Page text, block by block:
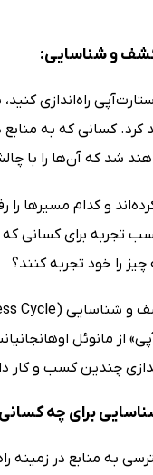
کشف و شناسایی:
راه‌اندازی
کسانی که به
شد که آن‌ها را با
و کدام مسیرها را
برای کسانی که
چیز را خود تجربه کنند؟
از مانوئل
چندین کسب و
برای چه
در زمینه